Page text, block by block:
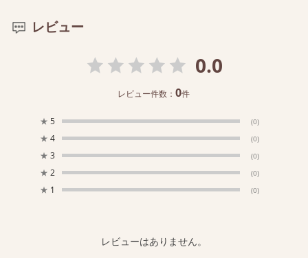
レビュー
0.0
レビュー件数：0件
★ 5 (0)
★ 4 (0)
★ 3 (0)
★ 2 (0)
★ 1 (0)
レビューはありません。